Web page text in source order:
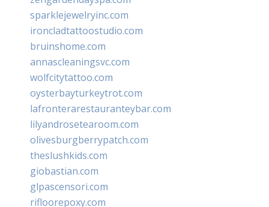
sparklejewelryinc.com
ironcladtattoostudio.com
bruinshome.com
annascleaningsvc.com
wolfcitytattoo.com
oysterbayturkeytrot.com
lafronterarestauranteybar.com
lilyandrosetearoom.com
olivesburgberrypatch.com
theslushkids.com
giobastian.com
glpascensori.com
rifloorepoxy.com